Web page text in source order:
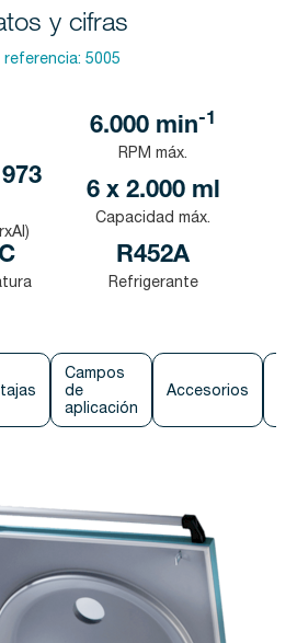
y cifras
referencia: 5005
6.000 min-1
RPM máx.
6 x 2.000 ml
Capacidad máx.
R452A
Refrigerante
Campos
de
aplicación
Accesorios